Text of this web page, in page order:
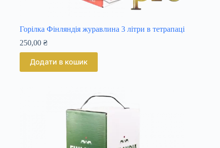
Горілка Фінляндія журавлина 3 літри в тетрапаці
250,00 ₴
Додати в кошик